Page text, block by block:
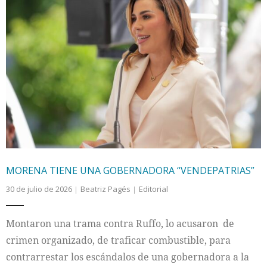
MORENA TIENE UNA GOBERNADORA “VENDEPATRIAS”
30 de julio de 2026 Beatriz Pagés Editorial
Montaron una trama contra Ruffo, lo acusaron de
crimen organizado, de traficar combustible, para
contrarrestar los escándalos de una gobernadora a la